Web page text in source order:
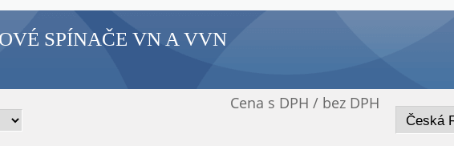
SPÍNAČE VN A VVN
Cena s DPH / bez DPH